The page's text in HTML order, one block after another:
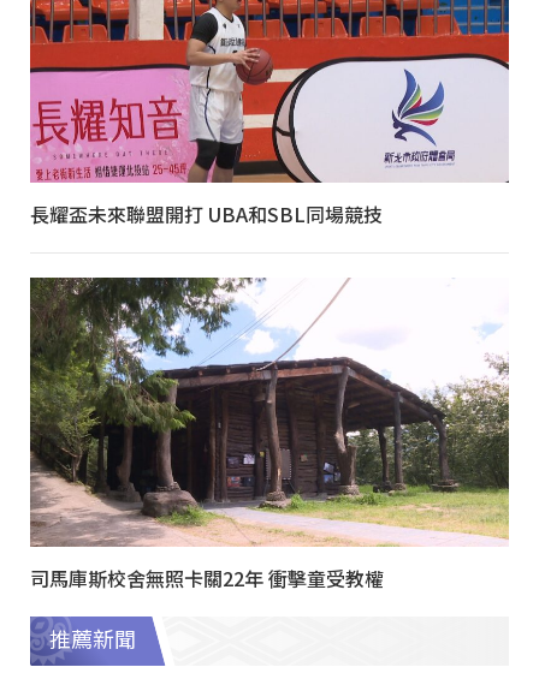
長耀盃未來聯盟開打 UBA和SBL同場競技
司馬庫斯校舍無照卡關22年 衝擊童受教權
推薦新聞